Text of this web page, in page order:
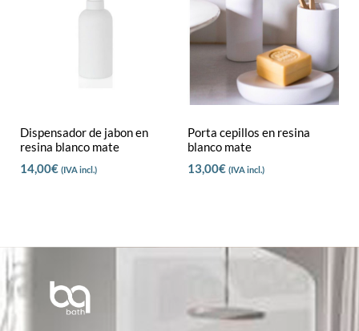
Dispensador de jabon en
resina blanco mate
14,00€ (IVA incl.)
Porta cepillos en resina
blanco mate
13,00€ (IVA incl.)